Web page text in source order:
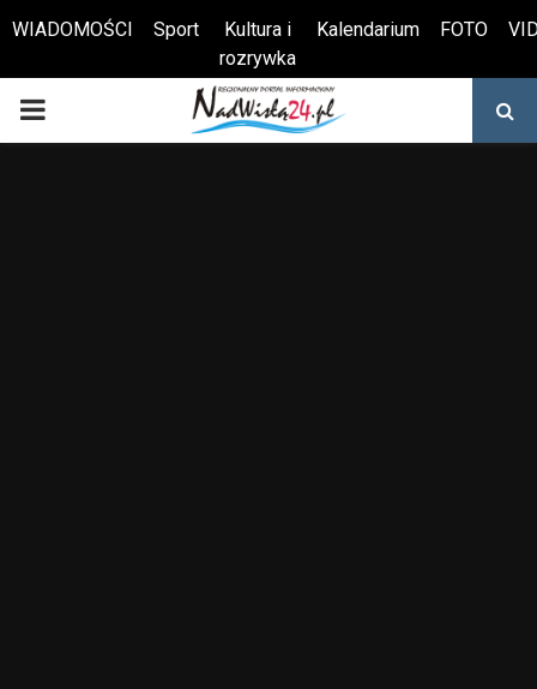
Otwórz pasek narzędzi
WIADOMOŚCI Sport
Kultura i
rozrywka
Kalendarium FOTO
PRIMARY